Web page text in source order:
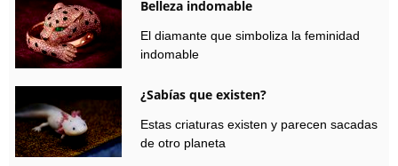
Belleza indomable
El diamante que simboliza la feminidad
indomable
¿Sabías que existen?
Estas criaturas existen y parecen sacadas
de otro planeta